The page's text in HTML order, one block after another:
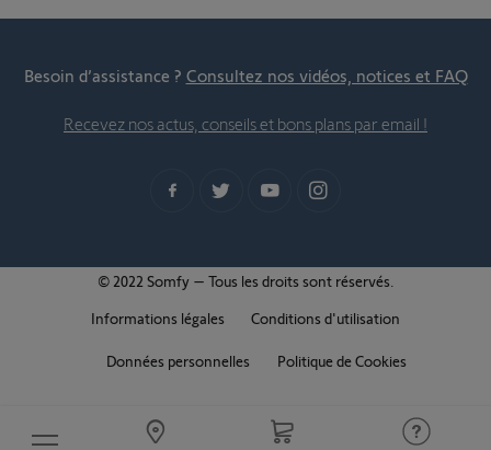
Besoin d’assistance ? Consultez nos vidéos, notices et FAQ
Recevez nos actus, conseils et bons plans par email !
© 2022 Somfy – Tous les droits sont réservés.
Informations légales
Conditions d'utilisation
Données personnelles Politique de Cookies